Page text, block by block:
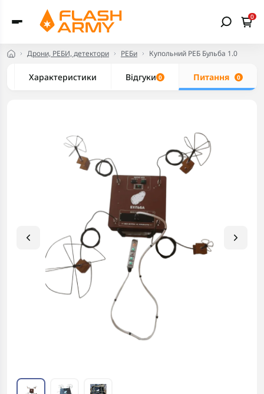
0
Дрони, РЕБИ, детектори РЕБи Купольний РЕБ Бульба 1.0
Характеристики Відгуки 0 Питання 0